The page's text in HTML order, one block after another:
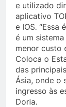
e utilizado
aplicativo
e IOS. “Essa
é um
menor custo
Coloca o
das
Ásia, onde o
ingresso às
Doria.